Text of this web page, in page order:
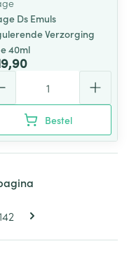
Ds Emuls
Verzorging
40ml
Bestel
pagina